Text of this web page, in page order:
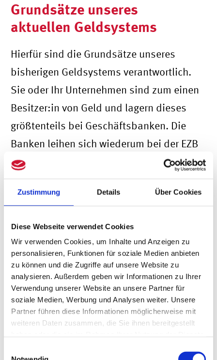
Zustimmung Details Über Cookies
Diese Webseite verwendet Cookies
Wir verwenden Cookies, um Inhalte und Anzeigen zu
personalisieren, Funktionen für soziale Medien anbieten
zu können und die Zugriffe auf unsere Website zu
analysieren. Außerdem geben wir Informationen zu Ihrer
Verwendung unserer Website an unsere Partner für
soziale Medien, Werbung und Analysen weiter. Unsere
Partner führen diese Informationen möglicherweise mit
weiteren Daten zusammen, die Sie ihnen bereitgestellt
Grundsätze unseres
aktuellen Geldsystems
Hierfür sind die Grundsätze unseres
bisherigen Geldsystems verantwortlich.
Sie oder Ihr Unternehmen sind zum einen
Besitzer:in von Geld und lagern dieses
größtenteils bei Geschäftsbanken. Die
Banken leihen sich wiederum bei der EZB
Geld, welches sie Ihnen bei Bedarf durch
Kredite zur Verfügung stellen. Die
Geschäftsbanken verdienen Geld, indem
höheren Zinsen an Kreditnehmer:innen
weitergeben.
Unterschied zwischen
Zentralbankgeld und
privatem Geld
Das Geld, das bei der EZB geschaffen